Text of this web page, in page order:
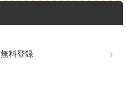
無料登録